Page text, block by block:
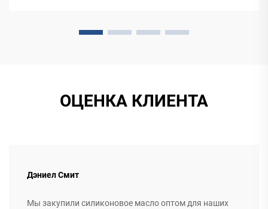
ОЦЕНКА КЛИЕНТА
Дэниел Смит
Мы закупили силиконовое масло оптом для наших